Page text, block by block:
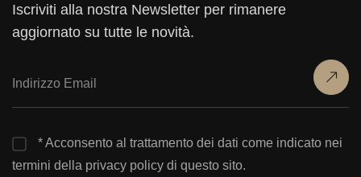
Iscriviti alla nostra Newsletter per rimanere
aggiornato su tutte le novità.
* Acconsento al trattamento dei dati come indicato nei
termini della privacy policy di questo sito.